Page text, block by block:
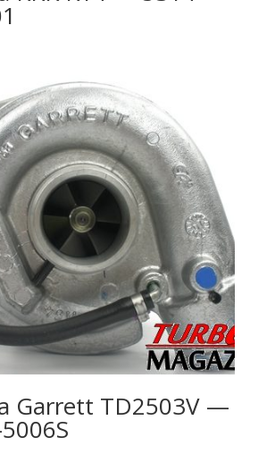
Garrett TD2503V —